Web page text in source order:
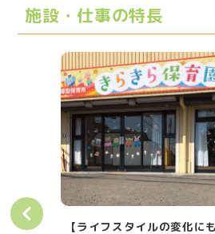
施設・仕事の特長
に対応で
【快適に通いやすい職